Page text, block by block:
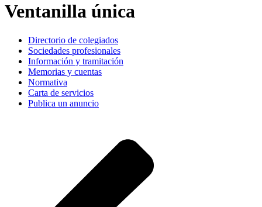
Ventanilla única
Directorio de colegiados
Sociedades profesionales
Información y tramitación
Memorias y cuentas
Normativa
Carta de servicios
Publica un anuncio